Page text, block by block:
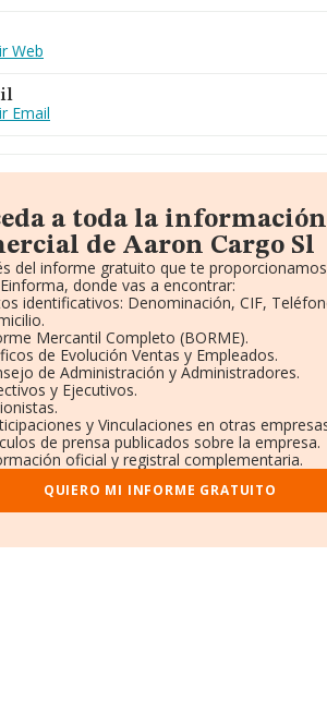
Web
Email
a toda la información
de Aaron Cargo Sl
del informe gratuito que te proporcionamos
donde vas a encontrar:
identificativos: Denominación, CIF,
Mercantil Completo (BORME).
de Evolución Ventas y Empleados.
de Administración y Administradores.
y Ejecutivos.
y Vinculaciones en otras
de prensa publicados sobre la empresa.
oficial y registral complementaria.
QUIERO MI INFORME GRATUITO